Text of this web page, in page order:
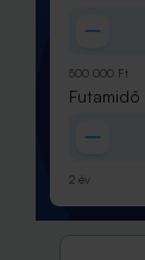
500 000 Ft
Futamidő
2 év